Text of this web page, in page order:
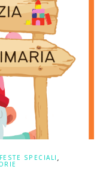
FESTE SPECIALI ,